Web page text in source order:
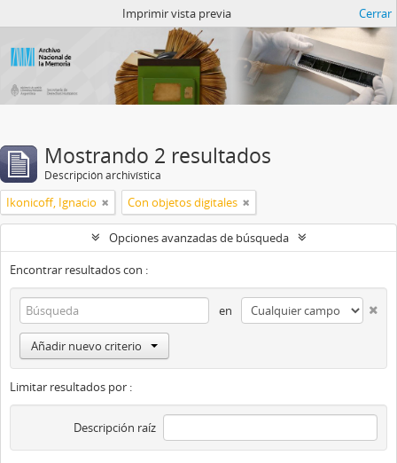
Imprimir vista previa Cerrar
Mostrando 2 resultados
Descripción archivística
Ikonicoff, Ignacio Con objetos digitales
Opciones avanzadas de búsqueda
Encontrar resultados con :
en
Añadir nuevo criterio
Limitar resultados por :
Descripción raíz